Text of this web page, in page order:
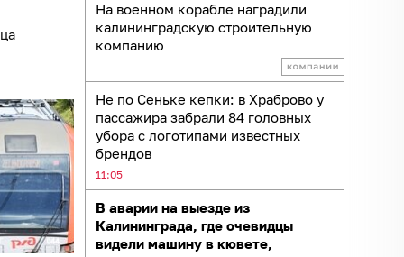
На военном корабле наградили
калининградскую строительную
компанию
Не по Сеньке кепки: в Храброво у
пассажира забрали 84 головных
убора с логотипами известных
брендов
11:05
В аварии на выезде из
Калининграда, где очевидцы
видели машину в кювете,